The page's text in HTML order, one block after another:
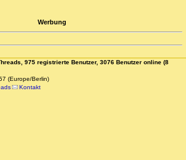
Werbung
975 registrierte Benutzer, 3076 Benutzer online (8
(Europe/Berlin)
Kontakt